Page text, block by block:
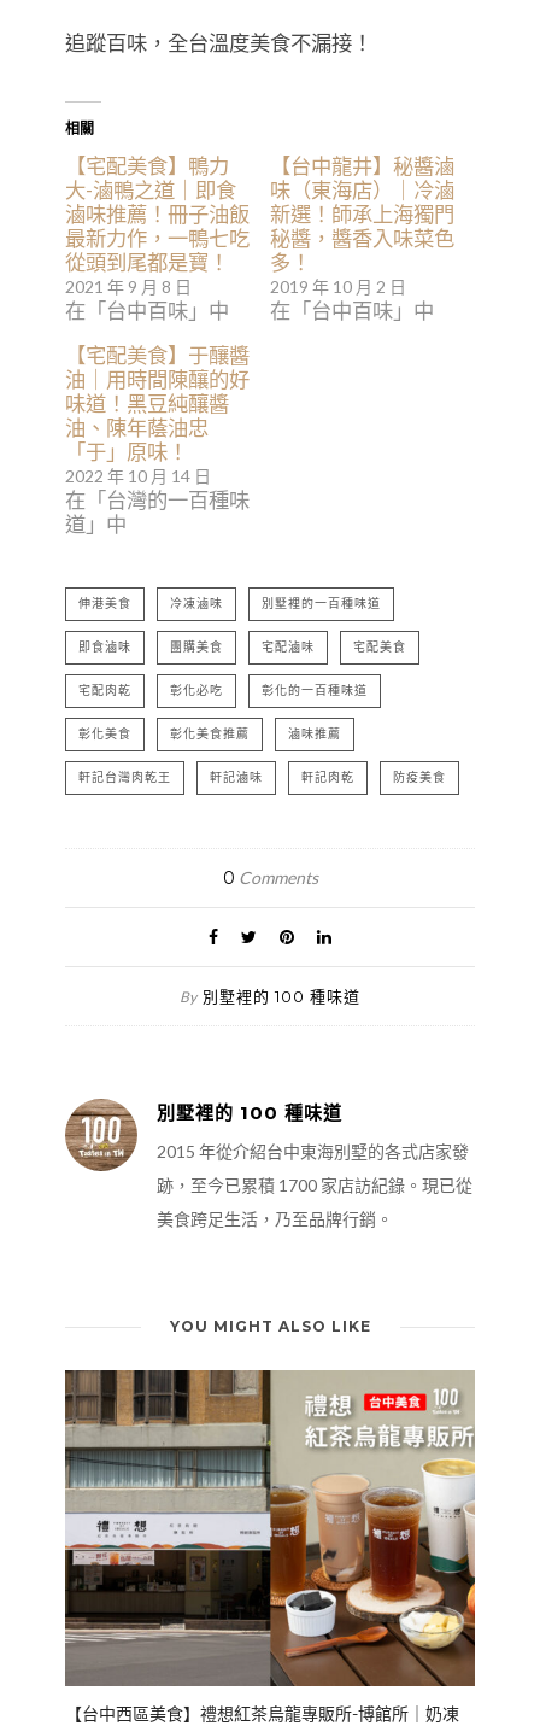
追蹤百味，全台溫度美食不漏接！
相關
【宅配美食】鴨力
大-滷鴨之道｜即食
滷味推薦！冊子油飯
最新力作，一鴨七吃
從頭到尾都是寶！
2021 年 9 月 8 日
在「台中百味」中
【台中龍井】秘醬滷
味（東海店）｜冷滷
新選！師承上海獨門
秘醬，醬香入味菜色
多！
2019 年 10 月 2 日
在「台中百味」中
【宅配美食】于釀醬
油｜用時間陳釀的好
味道！黑豆純釀醬
油、陳年蔭油忠
「于」原味！
2022 年 10 月 14 日
在「台灣的一百種味
道」中
伸港美食 冷凍滷味 別墅裡的一百種味道
即食滷味 團購美食 宅配滷味 宅配美食
宅配肉乾 彰化必吃 彰化的一百種味道
彰化美食 彰化美食推薦 滷味推薦
軒記台灣肉乾王 軒記滷味 軒記肉乾 防疫美食
0 Comments
By 別墅裡的 100 種味道
別墅裡的 100 種味道
2015 年從介紹台中東海別墅的各式店家發
跡，至今已累積 1700 家店訪紀錄。現已從
美食跨足生活，乃至品牌行銷。
YOU MIGHT ALSO LIKE
【台中西區美食】禮想紅茶烏龍專販所-博館所｜奶凍